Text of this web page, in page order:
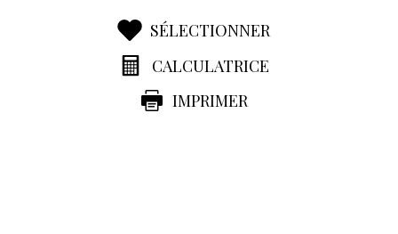
SÉLECTIONNER
CALCULATRICE
IMPRIMER